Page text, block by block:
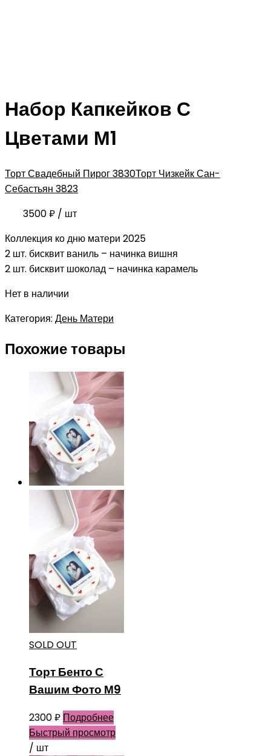
Набор Капкейков С
Цветами М1
Торт Свадебный Пирог 3830Торт Чизкейк Сан-
Себастьян 3823
3500₽ / шт
Коллекция ко дню матери 2025
2 шт. бисквит ваниль – начинка вишня
2 шт. бисквит шоколад – начинка карамель
Нет в наличии
Категория: День Матери
Похожие товары
SOLD OUT
Торт Бенто С
Вашим Фото М9
2300₽ Подробнее
Быстрый просмотр
/ шт